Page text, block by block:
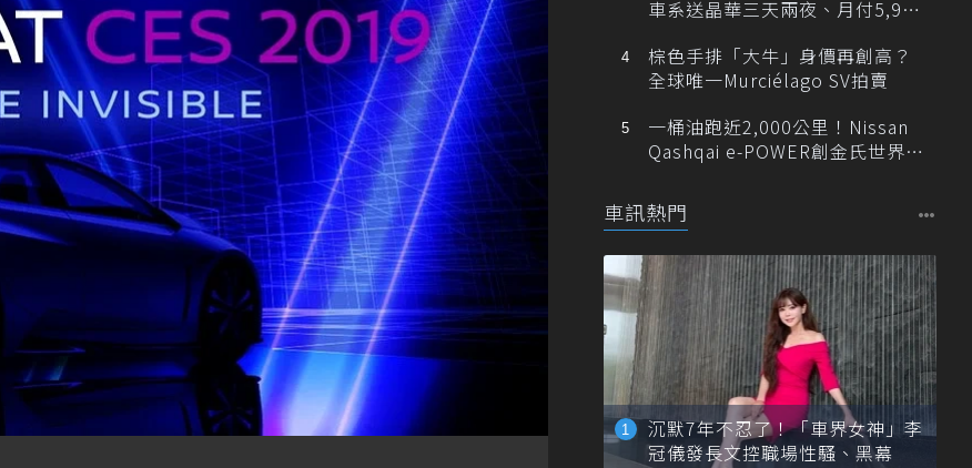
車系送晶華三天兩夜、月付5,900
棕色手排「大牛」身價再創高？
全球唯一Murciélago SV拍賣
一桶油跑近2,000公里！Nissan
Qashqai e-POWER創金氏世界紀
車訊熱門
沉默7年不忍了！「車界女神」李
冠儀發長文控職場性騷、黑幕